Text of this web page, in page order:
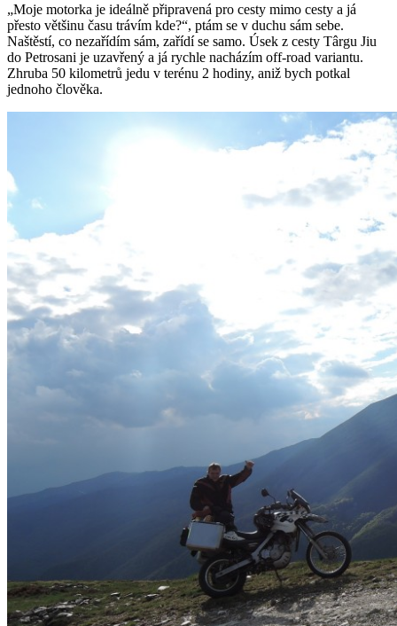
„Moje motorka je ideálně připravená pro cesty mimo cesty a já
přesto většinu času trávím kde?“, ptám se v duchu sám sebe.
Naštěstí, co nezařídím sám, zařídí se samo. Úsek z cesty Târgu Jiu
do Petrosani je uzavřený a já rychle nacházím off-road variantu.
Zhruba 50 kilometrů jedu v terénu 2 hodiny, aniž bych potkal
jednoho člověka.